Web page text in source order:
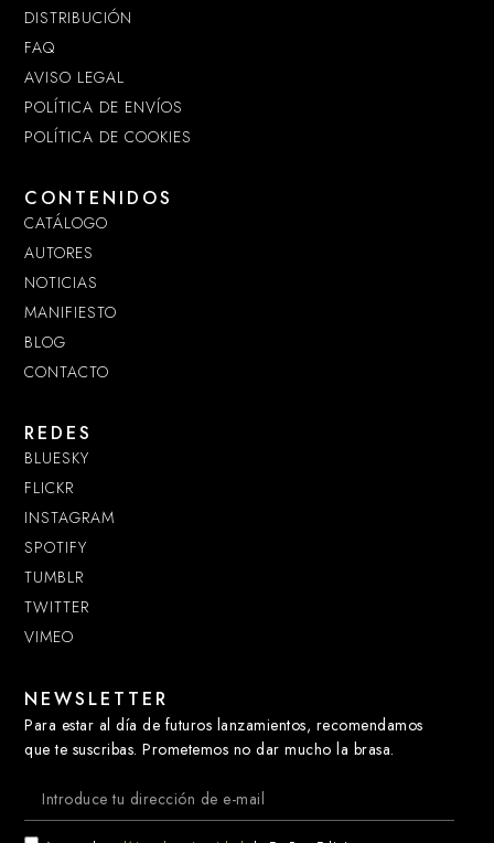
DISTRIBUCIÓN
FAQ
AVISO LEGAL
POLÍTICA DE ENVÍOS
POLÍTICA DE COOKIES
CONTENIDOS
CATÁLOGO
AUTORES
NOTICIAS
MANIFIESTO
BLOG
CONTACTO
REDES
BLUESKY
FLICKR
INSTAGRAM
SPOTIFY
TUMBLR
TWITTER
VIMEO
NEWSLETTER
Para estar al día de futuros lanzamientos, recomendamos
que te suscribas. Prometemos no dar mucho la brasa.